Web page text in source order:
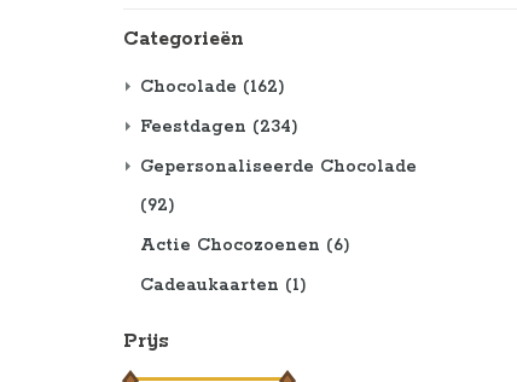
Categorieën
Chocolade (162)
Feestdagen (234)
Gepersonaliseerde Chocolade
(92)
Actie Chocozoenen (6)
Cadeaukaarten (1)
Prijs